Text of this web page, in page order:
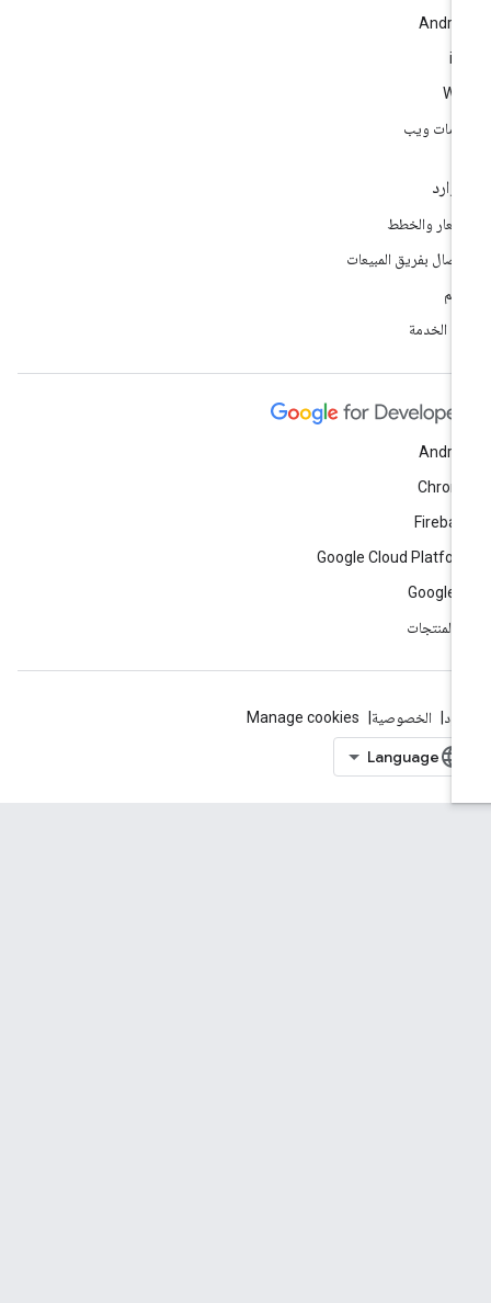
ويب
والخطط
بفريق المبيعات
الخدمة
Google Cloud
Google
المنتجات
الخصوصية Manage cookies